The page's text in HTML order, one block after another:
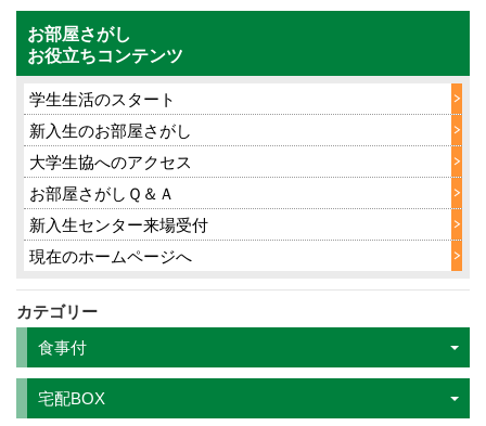
お部屋さがし
お役立ちコンテンツ
学生生活のスタート
新入生のお部屋さがし
大学生協へのアクセス
お部屋さがしＱ＆Ａ
新入生センター来場受付
現在のホームページへ
カテゴリー
食事付
宅配BOX